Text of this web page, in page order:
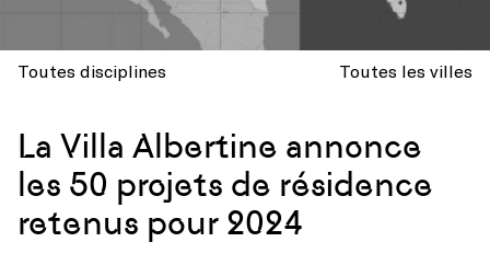
Toutes disciplines Toutes les villes
La Villa Albertine annonce
les 50 projets de résidence
retenus pour 2024